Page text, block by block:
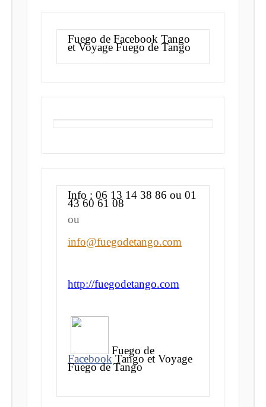
Fuego de Facebook Tango
et Voyage Fuego de Tango
Info : 06 13 14 38 86 ou 01
43 60 61 08
ou
info@fuegodetango.com
http://fuegodetango.com
Fuego de
Facebook Tango et Voyage
Fuego de Tango